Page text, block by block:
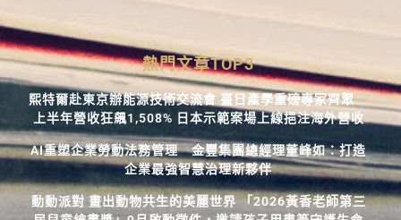
熱門文章TOP3
熙特爾赴東京辦能源技術交流會 臺日產學重磅專家齊聚
上半年營收狂飆1,508% 日本示範案場上線挹注海外營收
AI重塑企業勞動法務管理 金豐集團總經理董峰如：打造
企業最強智慧治理新夥伴
動動派對 畫出動物共生的美麗世界 「2026黃香老師第三